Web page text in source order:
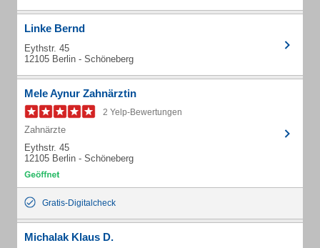
Linke Bernd
Eythstr. 45
12105 Berlin - Schöneberg
Mele Aynur Zahnärztin
2 Yelp-Bewertungen
Zahnärzte
Eythstr. 45
12105 Berlin - Schöneberg
Gratis-Digitalcheck
Michalak Klaus D.